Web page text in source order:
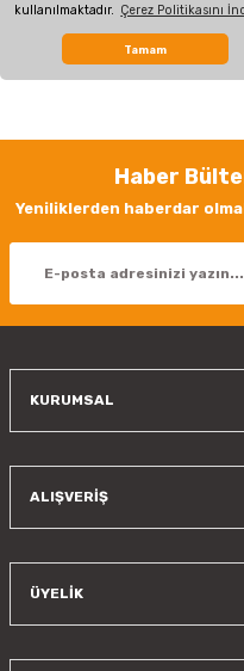
kullanılmaktadır. Çerez Politikasını
Tamam
ÖNERİLERİNİZ
Bu ürünün fiyat bilgisi, resim,
Görüş ve önerileriniz için
Ürün resmi kalitesiz, bozuk
Ürün bilgilerinde hatalar
Haber
Yeniliklerden haberdar
KURUMSAL
ALIŞVERİŞ
ÜYELİK